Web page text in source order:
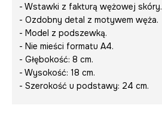
- Wstawki z fakturą wężowej skóry.
- Ozdobny detal z motywem węża.
- Model z podszewką.
- Nie mieści formatu A4.
- Głębokość: 8 cm.
- Wysokość: 18 cm.
- Szerokość u podstawy: 24 cm.